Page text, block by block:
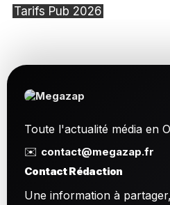
Tarifs Pub 2026
Toute l'actualité média en
✉️ contact@megazap.fr
Contact Rédaction
Une information à